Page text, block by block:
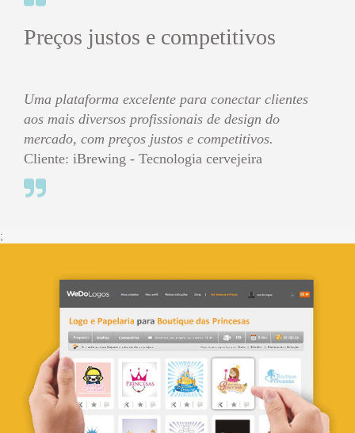
Preços justos e competitivos
Uma plataforma excelente para conectar clientes
aos mais diversos profissionais de design do
mercado, com preços justos e competitivos.
Cliente: iBrewing - Tecnologia cervejeira
;